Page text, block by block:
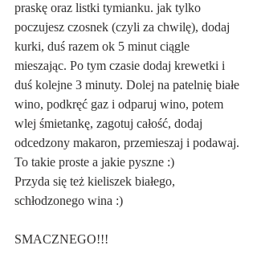
praskę oraz listki tymianku. jak tylko
poczujesz czosnek (czyli za chwilę), dodaj
kurki, duś razem ok 5 minut ciągle
mieszając. Po tym czasie dodaj krewetki i
duś kolejne 3 minuty. Dolej na patelnię białe
wino, podkręć gaz i odparuj wino, potem
wlej śmietankę, zagotuj całość, dodaj
odcedzony makaron, przemieszaj i podawaj.
To takie proste a jakie pyszne :)
Przyda się też kieliszek białego,
schłodzonego wina :)
SMACZNEGO!!!